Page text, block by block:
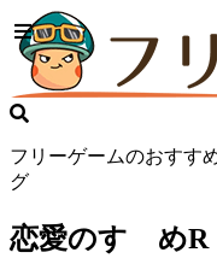
フリーゲームのおすす
グ
恋愛のすゝめR